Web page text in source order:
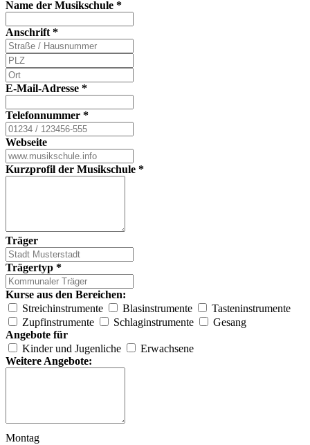
Name der Musikschule *
Anschrift *
E-Mail-Adresse *
Telefonnummer *
Webseite
Kurzprofil der Musikschule *
Träger
Trägertyp *
Kurse aus den Bereichen:
Streichinstrumente
Blasinstrumente
Tasteninstrumente
Zupfinstrumente
Schlaginstrumente
Gesang
Angebote für
Kinder und Jugenliche
Erwachsene
Weitere Angebote:
Montag